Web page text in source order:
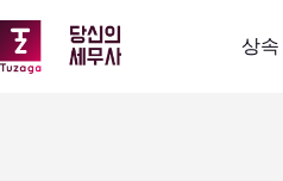
문
으
상속